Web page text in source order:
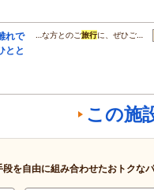
れで
とと
…な方とのご旅行に、ぜひご…
この施
段を自由に組み合わせたおトクな